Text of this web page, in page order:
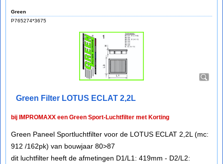
Green
P765274*3675
Green Filter LOTUS ECLAT 2,2L
bij IMPROMAXX een Green Sport-Luchtfilter met Korting
Green Paneel Sportluchtfilter voor de LOTUS ECLAT 2,2L (mc:
912 /162pk) van bouwjaar 80>87
dit luchtfilter heeft de afmetingen D1/L1: 419mm - D2/L2: